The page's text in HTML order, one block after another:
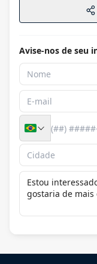
Avise-nos de seu